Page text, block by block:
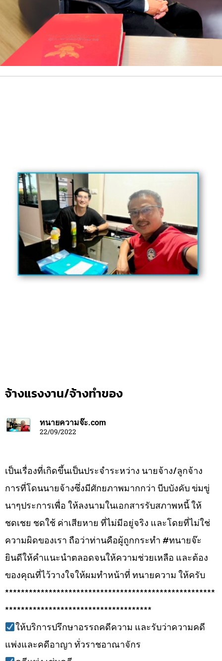
จ้างแรงงาน/จ้างทำของ
ทนายความจ๊ะ.com
22/09/2022
เป็นเรื่องที่เกิดขึ้นเป็นประจำระหว่าง นายจ้าง/ลูกจ้าง
การที่โดนนายจ้างซึ่งมีศักยภาพมากกว่า บีบบังคับ ข่มขู่
นาๆประการเพื่อ ให้ลงนามในเอกสารรับสภาพหนี้ ให้
ชดเชย ชดใช้ ค่าเสียหาย ที่ไม่มีอยู่จริง และโดยที่ไม่ใช่
ความผิดของเรา ถือว่าท่านคือผู้ถูกกระทำ #ทนายจ๊ะ
ยินดีให้คำแนะนำตลอดจนให้ความช่วยเหลือ และต้อง
ของคุณที่ไว้วางใจให้ผมทำหน้าที่ ทนายความ ให้ครับ
*****************************************************
*************************************
ให้บริการปรึกษาอรรถคดีความ และรับว่าความคดี
แพ่งและคดีอาญา ทั่วราชอาณาจักร